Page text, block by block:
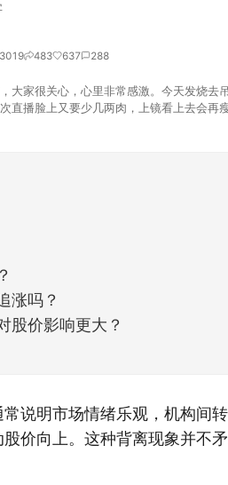
3019 483 637 288
大家很关心，心里非常感激。今天发烧去
直播脸上又要少几两肉，上镜看上去会再
涨吗？
股价影响更大？
说明市场情绪乐观，机构间
价向上。这种背离现象并不